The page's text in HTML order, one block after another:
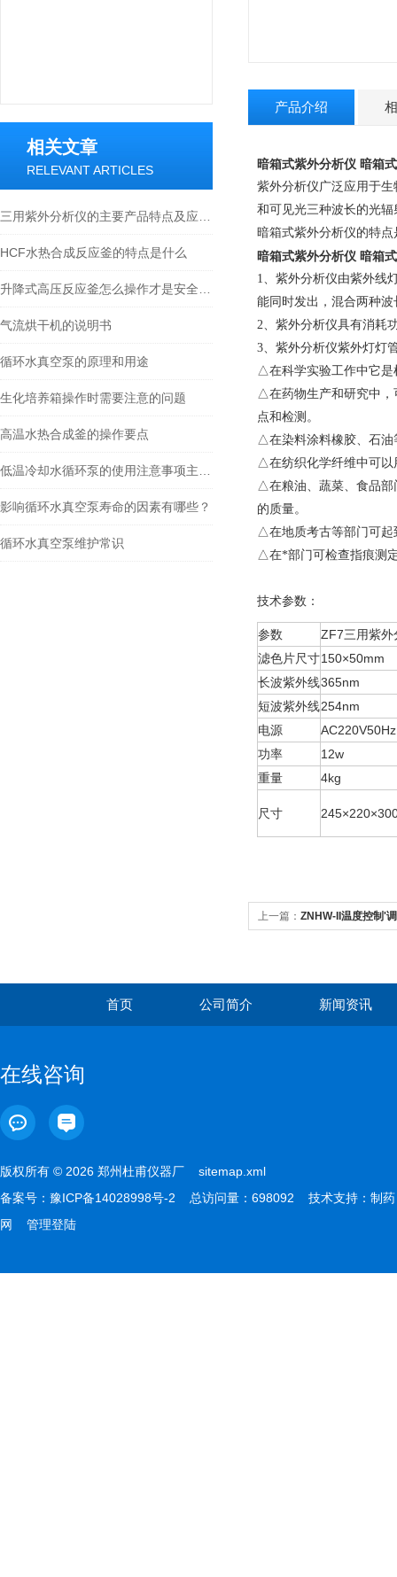
相关文章
RELEVANT ARTICLES
HCF水热合成反应釜的特点是什么
气流烘干机的说明书
循环水真空泵的原理和用途
生化培养箱操作时需要注意的问题
高温水热合成釜的操作要点
影响循环水真空泵寿命的因素有哪些？
循环水真空泵维护常识
产品介绍
暗箱式紫外分析仪 暗箱
紫外分析仪广泛应用于
和可见光三种波长的光辐
暗箱式紫外分析仪的特
暗箱式紫外分析仪 暗箱
1、紫外分析仪由紫外线
能同时发出，混合两种波
2、紫外分析仪具有消耗
3、紫外分析仪紫外灯灯
△在科学实验工作中它是
△在药物生产和研究中，
点和检测。
△在染料涂料橡胶、石油
△在纺织化学纤维中可以
△在粮油、蔬菜、食品部
的质量。
△在地质考古等部门可起
△在*部门可检查指痕测
技术参数 ：
参数
ZF7三用紫外
滤色片尺寸150×50mm
长波紫外线365nm
短波紫外线254nm
电源
AC220V50Hz
功率
12w
重量
4kg
尺寸
上一篇： ZNHW-II温度控制'
首页 公司简介 新闻资讯
在线咨询
版权所有 © 2026 郑州杜甫仪器厂 sitemap.xml
备案号： 豫ICP备14028998号-2 总访问量：698092 技术支持： 制药
网
管理登陆